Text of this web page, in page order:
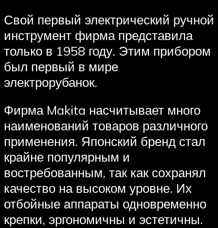
Свой первый электрический ручной
инструмент фирма представила
только в 1958 году. Этим прибором
был первый в мире
электрорубанок.
Фирма Makita насчитывает много
наименований товаров различного
применения. Японский бренд стал
крайне популярным и
востребованным, так как сохранял
качество на высоком уровне. Их
отбойные аппараты одновременно
крепки, эргономичны и эстетичны.